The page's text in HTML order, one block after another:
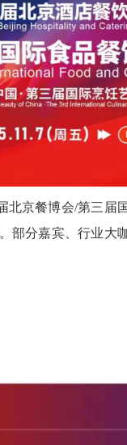
北京餐博会/第三届
部分嘉宾、行业